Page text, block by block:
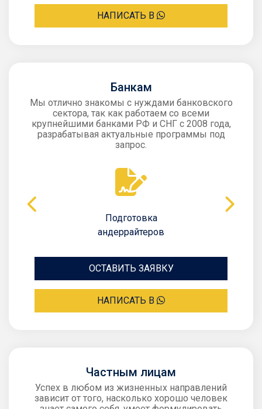
НАПИСАТЬ В
Банкам
Мы отлично знакомы с нуждами банковского
сектора, так как работаем со всеми
крупнейшими банками РФ и СНГ с 2008 года,
разрабатывая актуальные программы под
запрос.
Подготовка
андеррайтеров
ОСТАВИТЬ ЗАЯВКУ
НАПИСАТЬ В
Частным лицам
Успех в любом из жизненных направлений
зависит от того, насколько хорошо человек